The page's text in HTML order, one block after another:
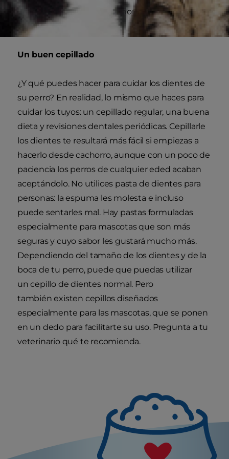
hay que considerarlo algo normal en un perro
mayor.
Un buen cepillado
¿Y qué puedes hacer para cuidar los dientes de
su perro? En realidad, lo mismo que haces para
cuidar los tuyos: un cepillado regular, una buena
dieta y revisiones dentales periódicas. Cepillarle
los dientes te resultará más fácil si empiezas a
hacerlo desde cachorro, aunque con un poco de
paciencia los perros de cualquier eded acaban
aceptándolo. No utilices pasta de dientes para
personas: la espuma les molesta e incluso
puede sentarles mal. Hay pastas formuladas
especialmente para mascotas que son más
seguras y cuyo sabor les gustará mucho más.
Dependiendo del tamaño de los dientes y de la
boca de tu perro, puede que puedas utilizar
un cepillo de dientes normal. Pero
también existen cepillos diseñados
especialmente para las mascotas, que se ponen
en un dedo para facilitarte su uso. Pregunta a tu
veterinario qué te recomienda.